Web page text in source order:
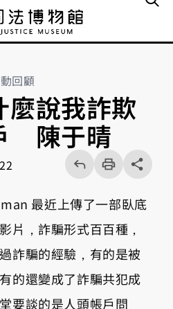
回顧
麼說我詐欺
陳于晴
回
上
一
頁
列
印
share分享按
最近上傳了一部臥底
片，詐騙形式百百種，
詐騙的經驗，有的是被
的還變成了詐騙共犯成
要談的是人頭帳戶問